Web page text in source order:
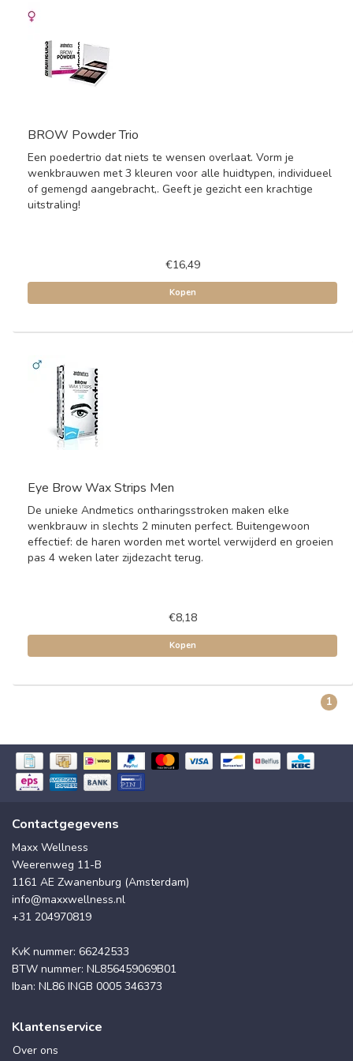
BROW Powder Trio
Een poedertrio dat niets te wensen overlaat. Vorm je
wenkbrauwen met 3 kleuren voor alle huidtypen, individueel
of gemengd aangebracht,. Geeft je gezicht een krachtige
uitstraling!
€16,49
Kopen
Eye Brow Wax Strips Men
De unieke Andmetics ontharingsstroken maken elke
wenkbrauw in slechts 2 minuten perfect. Buitengewoon
effectief: de haren worden met wortel verwijderd en groeien
pas 4 weken later zijdezacht terug.
€8,18
Kopen
1
Contactgegevens
Maxx Wellness
Weerenweg 11-B
1161 AE Zwanenburg (Amsterdam)
info@maxxwellness.nl
+31 204970819
KvK nummer: 66242533
BTW nummer: NL856459069B01
Iban: NL86 INGB 0005 346373
Klantenservice
Over ons